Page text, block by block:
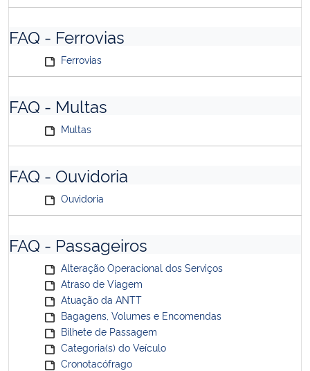
FAQ - Ferrovias
Ferrovias
FAQ - Multas
Multas
FAQ - Ouvidoria
Ouvidoria
FAQ - Passageiros
Alteração Operacional dos Serviços
Atraso de Viagem
Atuação da ANTT
Bagagens, Volumes e Encomendas
Bilhete de Passagem
Categoria(s) do Veículo
Cronotacófrago